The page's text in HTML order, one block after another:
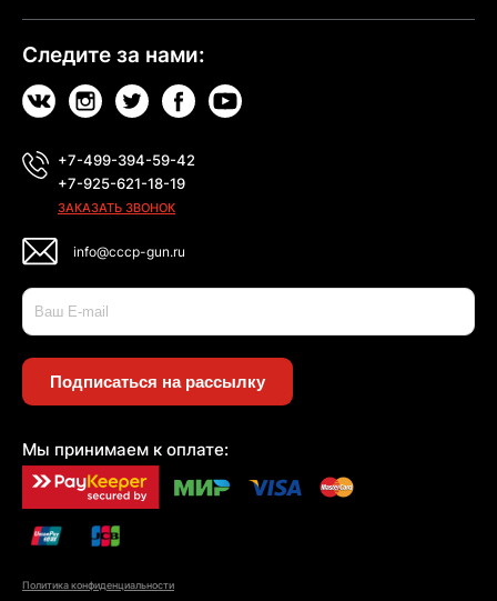
Следите за нами:
+7-499-394-59-42
+7-925-621-18-19
ЗАКАЗАТЬ ЗВОНОК
info@cccp-gun.ru
Подписаться на рассылку
Мы принимаем к оплате:
Политика конфиденциальности